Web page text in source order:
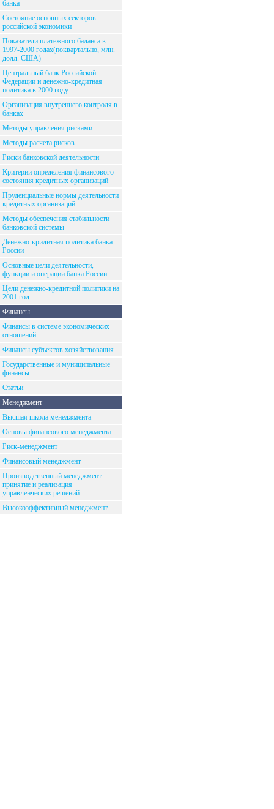
банка
Состояние основных секторов
российской экономики
Показатели платежного баланса в
1997-2000 годах(поквартально, млн.
долл. США)
Центральный банк Российской
Федерации и денежно-кредитная
политика в 2000 году
Организация внутреннего контроля в
банках
Методы управления рисками
Методы расчета рисков
Риски банковской деятельности
Критерии определения финансового
состояния кредитных организаций
Пруденциальные нормы деятельности
кредитных организаций
Методы обеспечения стабильности
банковской системы
Денежно-кридитная политика банка
России
Основные цели деятельности,
функции и операции банка России
Цели денежно-кредитной политики на
2001 год
Финансы
Финансы в системе экономических
отношений
Финансы субъектов хозяйствования
Государственные и муниципальные
финансы
Статьи
Менеджмент
Высшая школа менеджмента
Основы финансового менеджмента
Риск-менеджмент
Финансовый менеджмент
Производственный менеджмент:
принятие и реализация
управленческих решений
Высокоэффективный менеджмент